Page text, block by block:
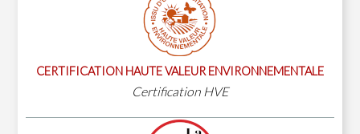
CERTIFICATION HAUTE VALEUR ENVIRONNEMENTALE
Certification HVE